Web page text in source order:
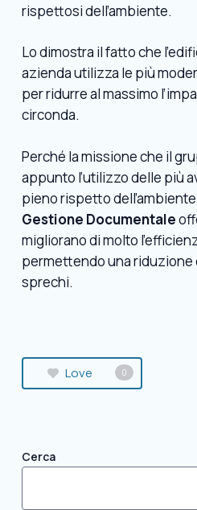
rispettosi dell’ambiente.
Lo dimostra il fatto che
azienda utilizza le più
per ridurre al massimo
circonda.
Perché la missione che il
appunto l’utilizzo delle più
pieno rispetto
Gestione Documentale
migliorano di molto
permettendo una
sprechi.
Love 0
Cerca